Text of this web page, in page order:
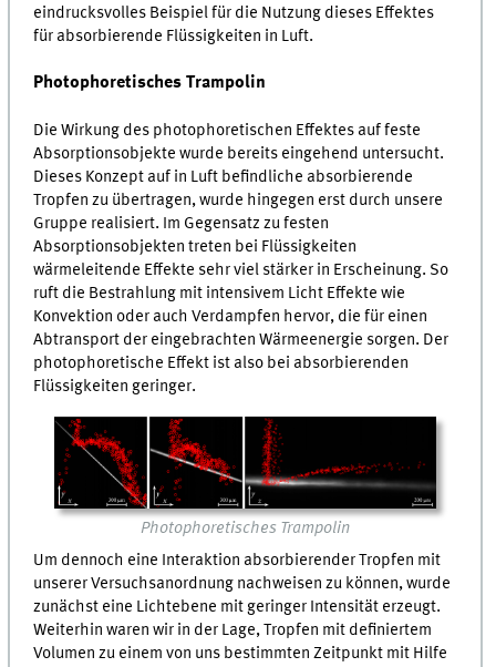
eindrucksvolles Beispiel für die Nutzung dieses Effektes
für absorbierende Flüssigkeiten in Luft.
Photophoretisches Trampolin
Die Wirkung des photophoretischen Effektes auf feste
Absorptionsobjekte wurde bereits eingehend untersucht.
Dieses Konzept auf in Luft befindliche absorbierende
Tropfen zu übertragen, wurde hingegen erst durch unsere
Gruppe realisiert. Im Gegensatz zu festen
Absorptionsobjekten treten bei Flüssigkeiten
wärmeleitende Effekte sehr viel stärker in Erscheinung. So
ruft die Bestrahlung mit intensivem Licht Effekte wie
Konvektion oder auch Verdampfen hervor, die für einen
Abtransport der eingebrachten Wärmeenergie sorgen. Der
photophoretische Effekt ist also bei absorbierenden
Flüssigkeiten geringer.
Photophoretisches Trampolin
Um dennoch eine Interaktion absorbierender Tropfen mit
unserer Versuchsanordnung nachweisen zu können, wurde
zunächst eine Lichtebene mit geringer Intensität erzeugt.
Weiterhin waren wir in der Lage, Tropfen mit definiertem
Volumen zu einem von uns bestimmten Zeitpunkt mit Hilfe